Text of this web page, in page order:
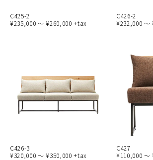
C425-2
¥235,000 ～ ¥260,000 +tax
C426-2
¥232,000 ～
C426-3
¥320,000 ～ ¥350,000 +tax
C427
¥110,000 ～